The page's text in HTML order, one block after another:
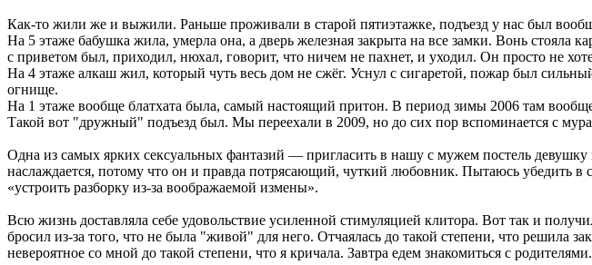
Как-то жили же и выжили. Раньше проживали в старой пятиэтажке, подъезд у нас был
На 5 этаже бабушка жила, умерла она, а дверь железная закрыта на все замки. Вонь
с приветом был, приходил, нюхал, говорит, что ничем не пахнет, и уходил. Он просто не
На 4 этаже алкаш жил, который чуть весь дом не сжёг. Уснул с сигаретой, пожар был
огнище.
На 1 этаже вообще блатхата была, самый настоящий притон. В период зимы 2006 там
Такой вот "дружный" подъезд был. Мы переехали в 2009, но до сих пор вспоминается с
Одна из самых ярких сексуальных фантазий — пригласить в нашу с мужем постель
наслаждается, потому что он и правда потрясающий, чуткий любовник. Пытаюсь убедить в
«устроить разборку из-за воображаемой измены».
Всю жизнь доставляла себе удовольствие усиленной стимуляцией клитора. Вот так и
бросил из-за того, что не была "живой" для него. Отчаялась до такой степени, что решила
невероятное со мной до такой степени, что я кричала. Завтра едем знакомиться с